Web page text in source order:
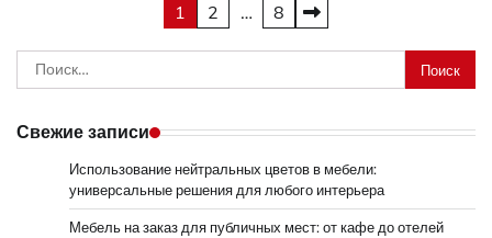
записей
1 2 … 8
Найти:
Свежие записи
Использование нейтральных цветов в мебели:
универсальные решения для любого интерьера
Мебель на заказ для публичных мест: от кафе до отелей